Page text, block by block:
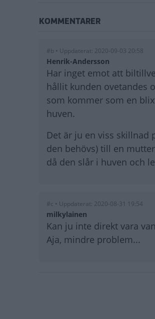
KOMMENTARER
#b • Uppdaterat: 2020-09-03 20:58
Henrik-Andersson
Har inget emot att
hållit kunden ovetandes
som kommer som en
huven.
Det är ju en viss skillnad
den behövs) till en
då den slår i huven och
#c • Uppdaterat: 2020-08-31 19:54
milkylainen
Kan ju inte direkt vara
Aja, mindre problem...